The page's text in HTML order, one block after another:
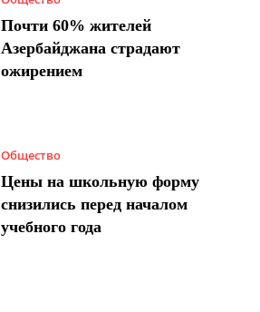
Почти 60% жителей
Азербайджана страдают
ожирением
Общество
Цены на школьную форму
снизились перед началом
учебного года